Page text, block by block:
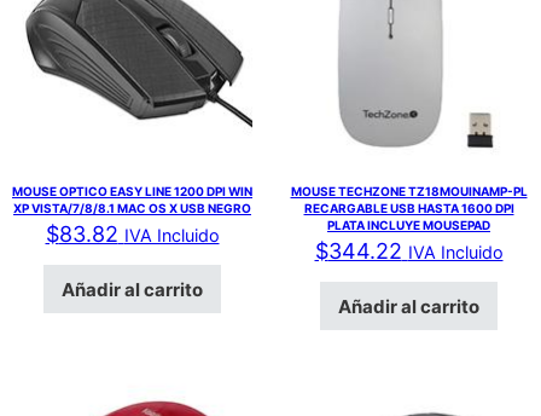
MOUSE OPTICO EASY LINE 1200 DPI WIN
XP VISTA/7/8/8.1 MAC OS X USB NEGRO
$83.82 IVA Incluido
Añadir al carrito
MOUSE TECHZONE TZ18MOUINAMP-PL
RECARGABLE USB HASTA 1600 DPI
PLATA INCLUYE MOUSEPAD
$344.22 IVA Incluido
Añadir al carrito